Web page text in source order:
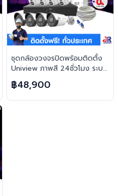
ชุดกล้องวงจรปิดพร้อมติดตั้ง
Uniview ภาพสี 24ชั่วโมง ระบบ
IP-PoE จำนวน 8 ตัว ความคม
ชัด 2MP บันทึกภาพพร้อมเสียง
และตอบโต้2ทิศทาง
฿48,900